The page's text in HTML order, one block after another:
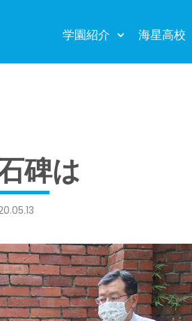
学園紹介 海星高校
碑は